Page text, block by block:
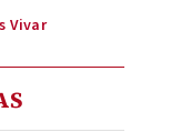
Vivar